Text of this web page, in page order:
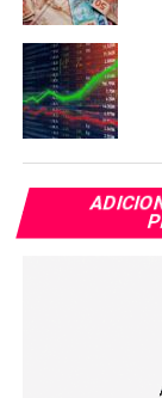
Twitter pode
segunda-feira
NÃO PERCA:
Banco Pan
clientes